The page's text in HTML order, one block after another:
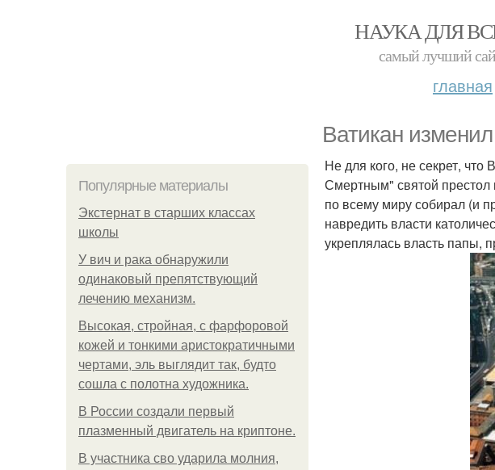
НАУКА ДЛЯ
самый лучший
главная
Ватикан
Популярные материалы
Экстернат в старших классах
школы
У вич и рака обнаружили
одинаковый препятствующий
лечению механизм.
Высокая, стройная, с фарфоровой
кожей и тонкими аристократичными
чертами, эль выглядит так, будто
сошла с полотна художника.
В России создали первый
плазменный двигатель на криптоне.
В участника сво ударила молния,
Не для кого, не секрет,
Смертным" святой престол
по всему миру собирал (и
навредить власти
укреплялась власть папы,